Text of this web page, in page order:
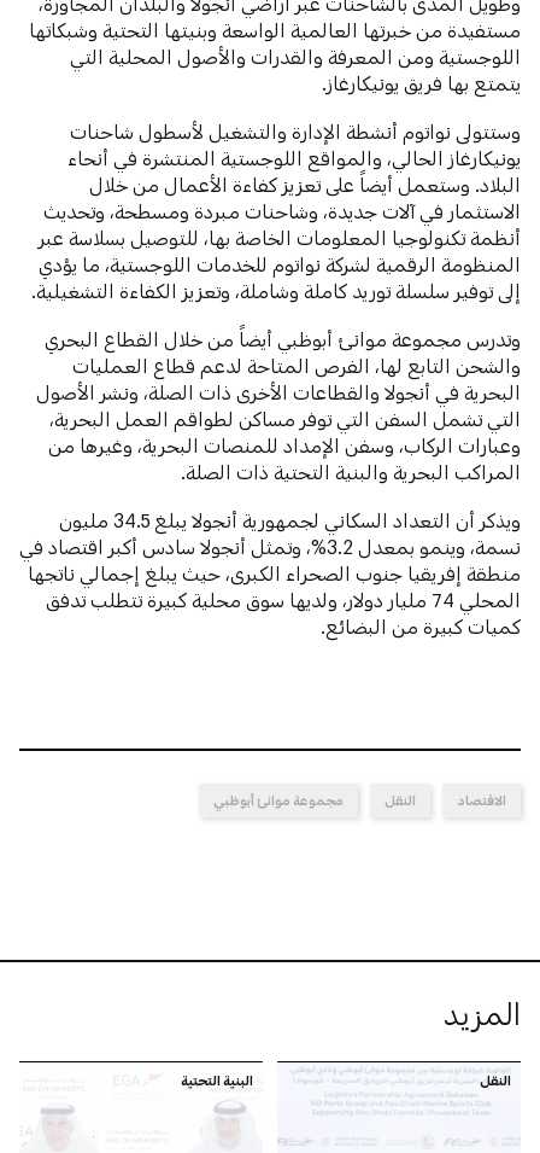
مستفيدة من خبرتها العالمية الواسعة وبنيتها التحتية وشبكاتها
اللوجستية ومن المعرفة والقدرات والأصول المحلية التي
يتمتع بها فريق يونيكارغاز.
وستتولى نواتوم أنشطة الإدارة والتشغيل لأسطول شاحنات
يونيكارغاز الحالي، والمواقع اللوجستية المنتشرة في أنحاء
البلاد. وستعمل أيضاً على تعزيز كفاءة الأعمال من خلال
الاستثمار في آلات جديدة، وشاحنات مبردة ومسطحة، وتحديث
أنظمة تكنولوجيا المعلومات الخاصة بها، للتوصيل بسلاسة عبر
المنظومة الرقمية لشركة نواتوم للخدمات اللوجستية، ما يؤدي
إلى توفير سلسلة توريد كاملة وشاملة، وتعزيز الكفاءة التشغيلية.
وتدرس مجموعة موانئ أبوظبي أيضاً من خلال القطاع البحري
والشحن التابع لها، الفرص المتاحة لدعم قطاع العمليات
البحرية في أنجولا والقطاعات الأخرى ذات الصلة، ونشر الأصول
التي تشمل السفن التي توفر مساكن لطواقم العمل البحرية،
وعبارات الركاب، وسفن الإمداد للمنصات البحرية، وغيرها من
المراكب البحرية والبنية التحتية ذات الصلة.
ويذكر أن التعداد السكاني لجمهورية أنجولا يبلغ 34.5 مليون
نسمة، وينمو بمعدل 3.2%، وتمثل أنجولا سادس أكبر اقتصاد في
منطقة إفريقيا جنوب الصحراء الكبرى، حيث يبلغ إجمالي ناتجها
المحلي 74 مليار دولار، ولديها سوق محلية كبيرة تتطلب تدفق
كميات كبيرة من البضائع.
الاقتصاد النقل مجموعة موانئ أبوظبي
المزيد
النقل البنية التحتية